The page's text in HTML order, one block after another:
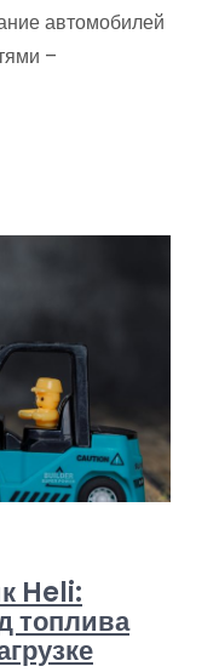
автомобилей
–
Heli:
топлива